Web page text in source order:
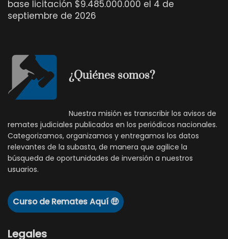
base licitación $9.485.000.000 el 4 de
septiembre de 2026
¿Quiénes somos?
Nuestra misión es transcribir los avisos de
remates judiciales publicados en los periódicos nacionales.
Categorizamos, organizamos y entregamos los datos
relevantes de la subasta, de manera que agilice la
búsqueda de oportunidades de inversión a nuestros
usuarios.
Curso de Remates Aquí 🤑
Legales